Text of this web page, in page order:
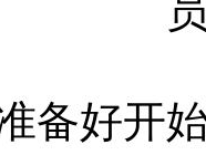
好开始